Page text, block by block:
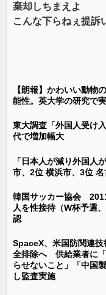
棄却しちまえよ
こんな下らねぇ提訴
【朗報】かわいい動物
能性。英大学の研究で
東大調査「外国人受け
代で増加幅大
「日本人が減り外国
市、2位 横浜市、3位
韓国サッカー協会
人を性接待（W杯予選
認
SpaceX、米国防関連
全排除へ 供給業者に
らせないこと」「中国
し監査実施